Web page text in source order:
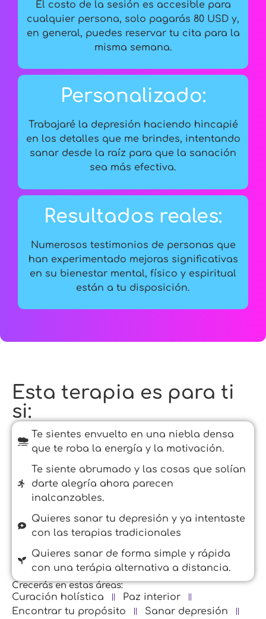
El costo de la sesión es accesible para
cualquier persona, solo pagarás 80 USD y,
en general, puedes reservar tu cita para la
misma semana.
Personalizado:
Trabajaré la depresión haciendo hincapié
en los detalles que me brindes, intentando
sanar desde la raíz para que la sanación
sea más efectiva.
Resultados reales:
Numerosos testimonios de personas que
han experimentado mejoras significativas
en su bienestar mental, físico y espiritual
están a tu disposición.
Esta terapia es para ti
si:
Te sientes envuelto en una niebla densa
que te roba la energía y la motivación.
Te siente abrumado y las cosas que solían
darte alegría ahora parecen
inalcanzables.
Quieres sanar tu depresión y ya intentaste
con las terapias tradicionales
Quieres sanar de forma simple y rápida
con una terápia alternativa a distancia.
Crecerás en estas áreas:
Curación holística
Paz interior
Encontrar tu propósito
Sanar depresión